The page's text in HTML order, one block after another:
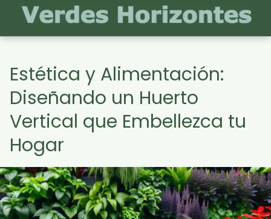
Estética y Alimentación:
Diseñando un Huerto
Vertical que Embellezca tu
Hogar